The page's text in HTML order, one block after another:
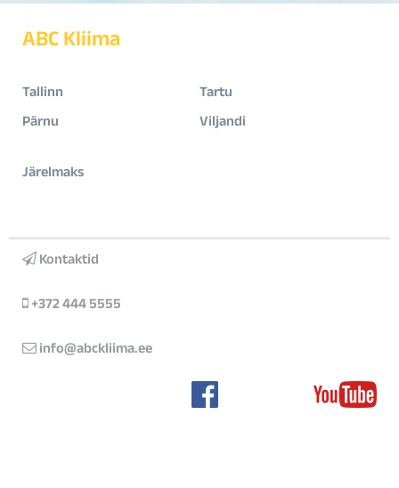
ABC Kliima
Tallinn
Tartu
Pärnu
Viljandi
Järelmaks
Kontaktid
+372 444 5555
info@abckliima.ee